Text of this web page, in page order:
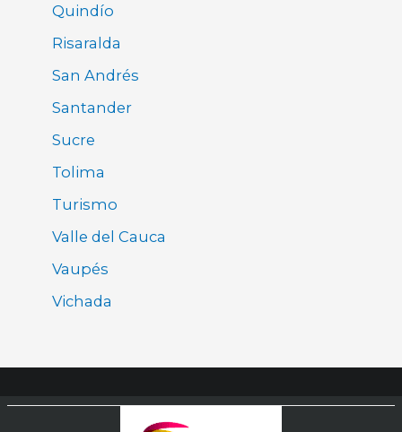
Quindío
Risaralda
San Andrés
Santander
Sucre
Tolima
Turismo
Valle del Cauca
Vaupés
Vichada